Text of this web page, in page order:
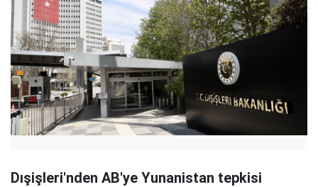
Dışişleri'nden AB'ye Yunanistan tepkisi